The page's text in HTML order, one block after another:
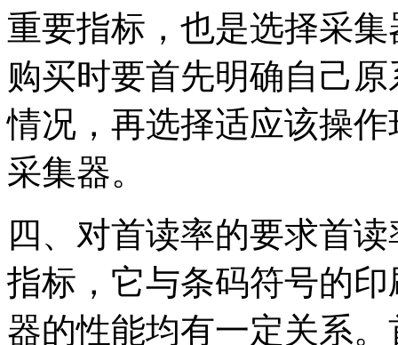
重要指标，也是选择采
购买时要首先明确自己
情况，再选择适应该操
采集器。
四、对首读率的要求首
指标，它与条码符号的
器的性能均有一定关系